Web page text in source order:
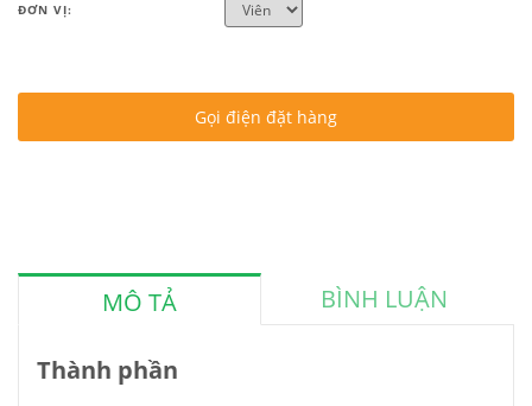
ĐƠN VỊ:
Gọi điện đặt hàng
MÔ TẢ BÌNH LUẬN
Thành phần